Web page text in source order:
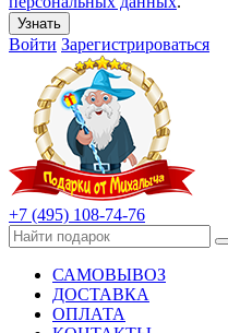
Узнать
Войти Зарегистрироваться
+7 (495) 108-74-76
САМОВЫВОЗ
ДОСТАВКА
ОПЛАТА